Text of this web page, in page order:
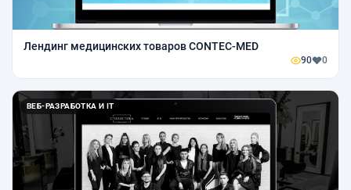
Лендинг медицинских товаров CONTEC-MED
90 0
ВЕБ-РАЗРАБОТКА И IT